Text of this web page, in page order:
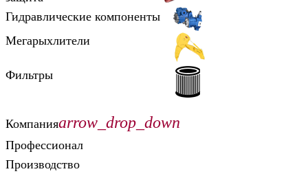
Гидравлические компоненты
Мегарыхлители
Фильтры
Компанияarrow_drop_down
Профессионал
Производство